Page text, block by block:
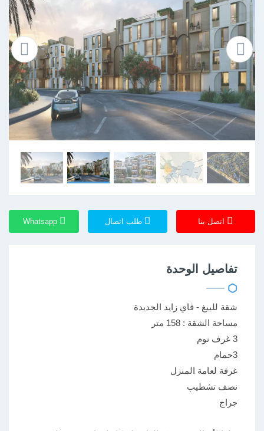
اتصل بنا طلب اتصال Whatsapp
تفاصيل الوحدة
شقة للبيغ - ڤاي زايد الجديدة
مساحة الشقة : 158 متر
3 غرف نوم
3حمام
غرفة لعامة المنزل
نصف تشطيب
جراج